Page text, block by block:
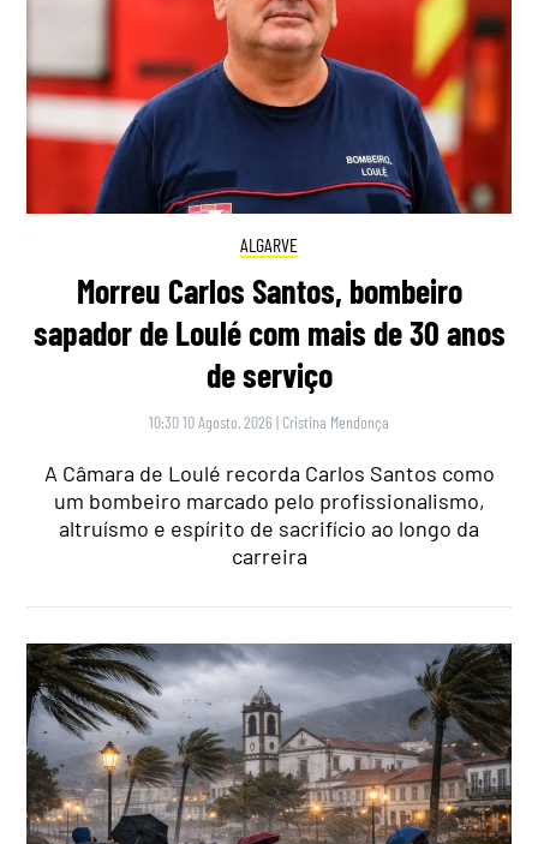
ALGARVE
Morreu Carlos Santos, bombeiro
sapador de Loulé com mais de 30 anos
de serviço
10:30 10 Agosto, 2026 | Cristina Mendonça
A Câmara de Loulé recorda Carlos Santos como
um bombeiro marcado pelo profissionalismo,
altruísmo e espírito de sacrifício ao longo da
carreira